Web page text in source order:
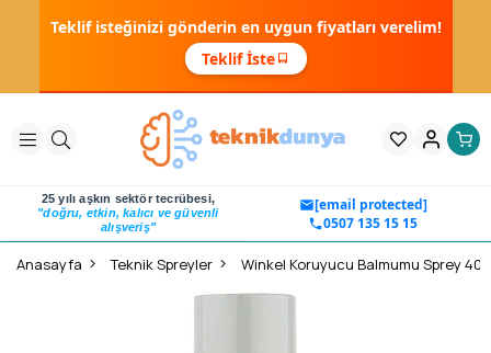
Teklif isteğinizi gönderin en uygun fiyatları verelim!
Teklif İste
25 yılı aşkın sektör tecrübesi,
"doğru, etkin, kalıcı ve güvenli
alışveriş"
[email protected]
0507 135 15 15
Anasayfa Teknik Spreyler Winkel Koruyucu Balmumu Sprey